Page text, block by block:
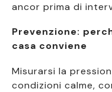
ancor prima di
Prevenzione:
casa conviene
Misurarsi la
condizioni calme,